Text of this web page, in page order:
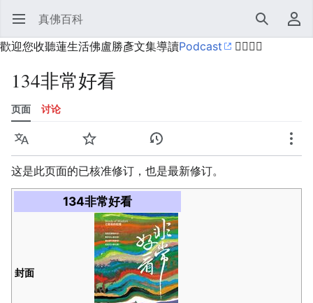
打开主菜单 真佛百科 搜索
用户菜单
歡迎您收聽蓮生活佛盧勝彥文集導讀Podcast 🙋‍♂️🙋‍♀️
134非常好看
页面 讨论
语言 监视 历史
这是此页面的已核准修订，也是最新修订。
134非常好看
封面